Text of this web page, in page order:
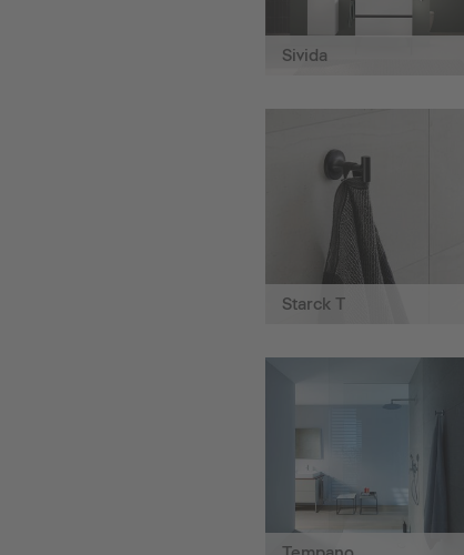
Sivida
Starck T